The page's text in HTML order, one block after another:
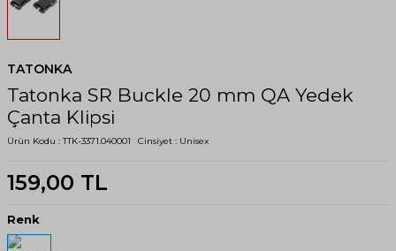
TATONKA
Tatonka SR Buckle 20 mm QA Yedek
Çanta Klipsi
Ürün Kodu :TTK-3371.040001 Cinsiyet : Unisex
159,00 TL
Renk